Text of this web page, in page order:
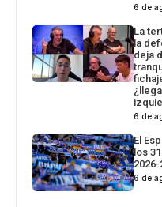
6 de
La
la
deja
6 de
El
los
2026-
6 de